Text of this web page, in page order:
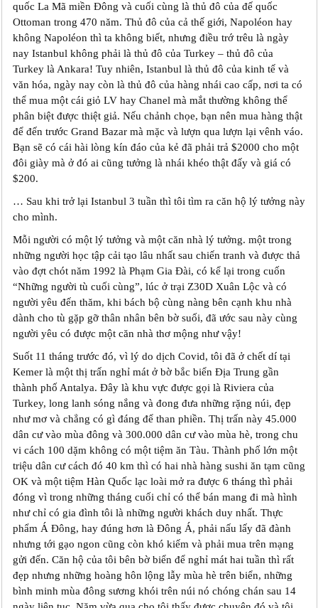
quốc La Mã miền Đông và cuối cùng là thủ đô của đế quốc
Ottoman trong 470 năm. Thủ đô của cả thế giới, Napoléon hay
không Napoléon thì ta không biết, nhưng điều trớ trêu là ngày
nay Istanbul không phải là thủ đô của Turkey – thủ đô của
Turkey là Ankara! Tuy nhiên, Istanbul là thủ đô của kinh tế và
văn hóa, ngày nay còn là thủ đô của hàng nhái cao cấp, nơi ta có
thể mua một cái giỏ LV hay Chanel mà mắt thường không thể
phân biệt được thiệt giả. Nếu chảnh chọe, bạn nên mua hàng thật
để đến trước Grand Bazar mà mặc và lượn qua lượn lại vênh váo.
Bạn sẽ có cái hài lòng kín đáo của kẻ đã phải trả $2000 cho một
đôi giày mà ở đó ai cũng tưởng là nhái khéo thật đấy và giá có
$200.
… Sau khi trở lại Istanbul 3 tuần thì tôi tìm ra căn hộ l‎ý tưởng này
cho mình.
Mỗi người có một lý tưởng và một căn nhà lý tưởng. một trong
những người học tập cải tạo lâu nhất sau chiến tranh và được thả
vào đợt chót năm 1992 là Phạm Gia Đài, có kể lại trong cuốn
“Những người tù cuối cùng”, lúc ở trại Z30D Xuân Lộc và có
người yêu đến thăm, khi bách bộ cùng nàng bên cạnh khu nhà
dành cho tù gặp gỡ thân nhân bên bờ suối, đã ước sau này cùng
người yêu có được một căn nhà thơ mộng như vậy!
Suốt 11 tháng trước đó, vì lý do dịch Covid, tôi đã ở chết dí tại
Kemer là một thị trấn nghỉ mát ở bờ bắc biển Địa Trung gần
thành phố Antalya. Đây là khu vực được gọi là Riviera của
Turkey, long lanh sóng nắng và đong đưa những rặng núi, đẹp
như mơ và chẳng có gì đáng để than phiền. Thị trấn này 45.000
dân cư vào mùa đông và 300.000 dân cư vào mùa hè, trong chu
vi cách 100 dặm không có một tiệm ăn Tàu. Thành phố lớn một
triệu dân cư cách đó 40 km thì có hai nhà hàng sushi ăn tạm cũng
OK và một tiệm Hàn Quốc lạc loài mở ra được 6 tháng thì phải
đóng vì trong những tháng cuối chỉ có thể bán mang đi mà hình
như chỉ có gia đình tôi là những người khách duy nhất. Thực
phẩm Á Đông, hay đúng hơn là Đông Á, phải nấu lấy đã đành
nhưng tới gạo ngon cũng còn khó kiếm và phải mua trên mạng
gửi đến. Căn hộ của tôi bên bờ biển để nghỉ mát hai tuần thì rất
đẹp nhưng những hoàng hôn lộng lẫy mùa hè trên biển, những
bình minh mùa đông sương khói trên núi nó chóng chán sau 14